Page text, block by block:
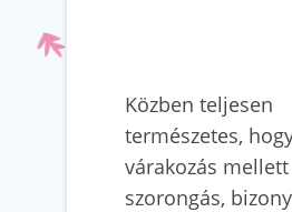
Közben teljesen
természetes,
várakozás mellett
szorongás,